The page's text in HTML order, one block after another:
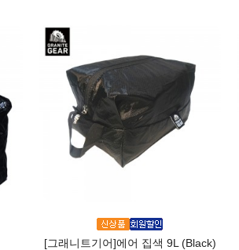
[그래니트기어]에어 집색 9L (Black)